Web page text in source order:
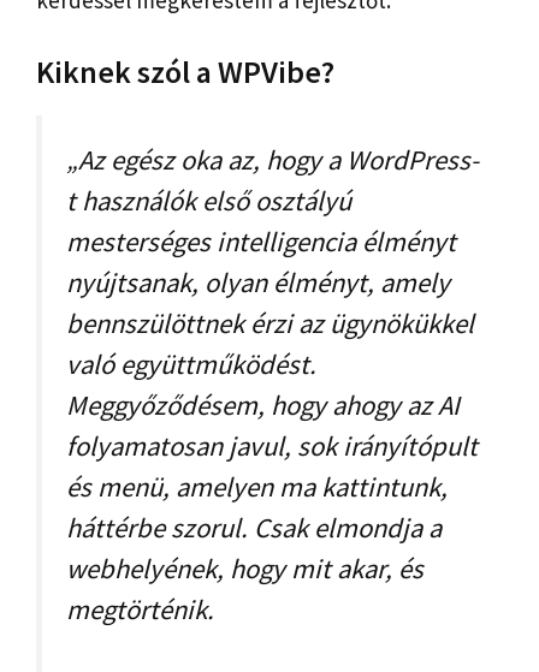
Kiknek szól a WPVibe?
„Az egész oka az, hogy a WordPress-
t használók első osztályú
mesterséges intelligencia élményt
nyújtsanak, olyan élményt, amely
bennszülöttnek érzi az ügynökükkel
való együttműködést.
Meggyőződésem, hogy ahogy az AI
folyamatosan javul, sok irányítópult
és menü, amelyen ma kattintunk,
háttérbe szorul. Csak elmondja a
webhelyének, hogy mit akar, és
megtörténik.